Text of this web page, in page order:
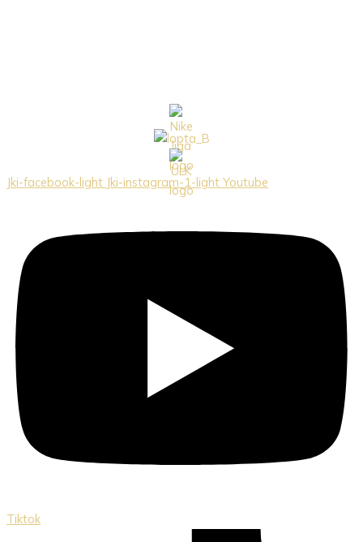
Jki-facebook-light Jki-instagram-1-light Youtube
Tiktok